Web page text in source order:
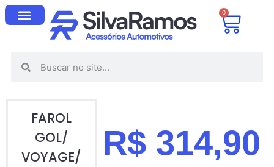
0
FAROL
GOL/
VOYAGE/
R$ 314,90